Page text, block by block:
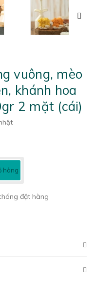
vuông, mèo
khánh hoa
2 mặt (cái)
hàng
đặt hàng